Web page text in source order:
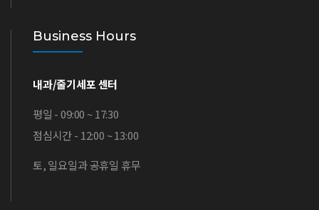
Business Hours
내과/줄기세포 센터
평일 - 09:00 ~ 17:30
점심시간 - 12:00 ~ 13:00
토, 일요일과 공휴일 휴무